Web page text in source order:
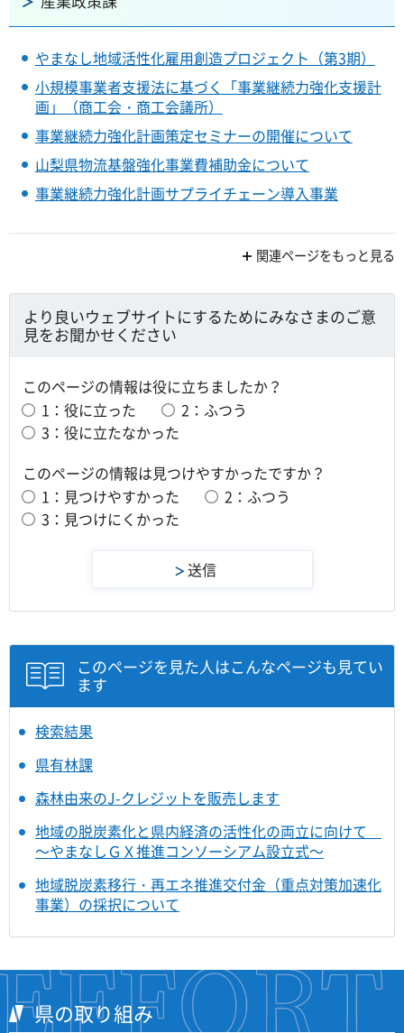
やまなし地域活性化雇用創造プロジェクト（第3期）
小規模事業者支援法に基づく「事業継続力強化支援計
画」（商工会・商工会議所）
事業継続力強化計画策定セミナーの開催について
山梨県物流基盤強化事業費補助金について
事業継続力強化計画サプライチェーン導入事業
関連ページをもっと見る
より良いウェブサイトにするためにみなさまのご意
見をお聞かせください
このページの情報は役に立ちましたか？
1：役に立った
2：ふつう
3：役に立たなかった
このページの情報は見つけやすかったですか？
1：見つけやすかった
2：ふつう
3：見つけにくかった
このページを見た人はこんなページも見てい
ます
検索結果
県有林課
森林由来のJ-クレジットを販売します
地域の脱炭素化と県内経済の活性化の両立に向けて
～やまなしＧＸ推進コンソーシアム設立式～
地域脱炭素移行・再エネ推進交付金（重点対策加速化
事業）の採択について
県の取り組み